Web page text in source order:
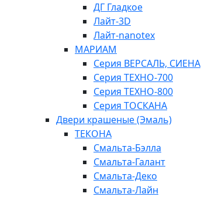
ДГ Гладкое
Лайт-3D
Лайт-nanotex
МАРИАМ
Серия ВЕРСАЛЬ, СИЕНА
Серия ТЕХНО-700
Серия ТЕХНО-800
Серия ТОСКАНА
Двери крашеные (Эмаль)
ТЕКОНА
Смальта-Бэлла
Смальта-Галант
Смальта-Деко
Смальта-Лайн